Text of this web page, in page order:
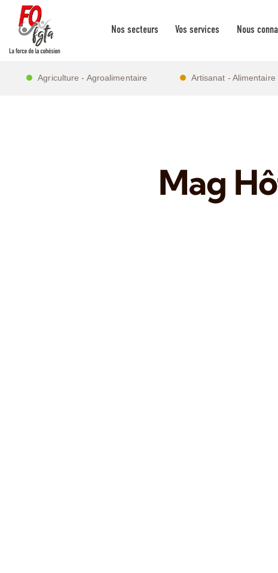
Nos secteurs Vos services Nous
Agriculture - Agroalimentaire Artisanat - Alimentaire
Mag